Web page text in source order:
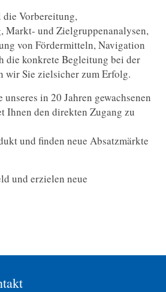
die Vorbereitung,
Markt- und Zielgruppenanalysen,
von Fördermitteln, Navigation
die konkrete Begleitung bei der
wir Sie zielsicher zum Erfolg.
in 20 Jahren gewachsenen
Ihnen den direkten Zugang zu
und finden neue Absatzmärkte
und erzielen neue